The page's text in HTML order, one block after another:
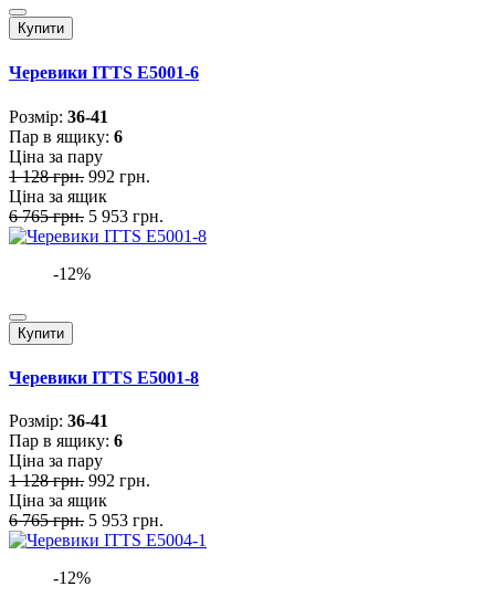
Купити
Черевики ITTS E5001-6
Розмiр: 36-41
Пар в ящику: 6
Ціна за пару
1 128 грн. 992 грн.
Ціна за ящик
6 765 грн. 5 953 грн.
-12%
Купити
Черевики ITTS E5001-8
Розмiр: 36-41
Пар в ящику: 6
Ціна за пару
1 128 грн. 992 грн.
Ціна за ящик
6 765 грн. 5 953 грн.
-12%